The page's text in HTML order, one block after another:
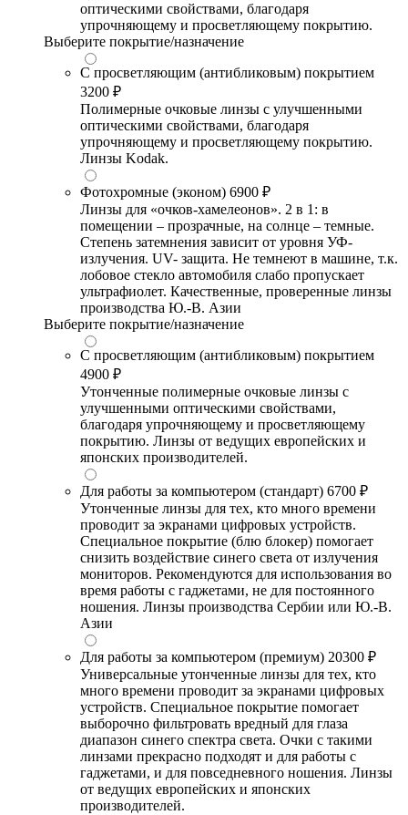
оптическими свойствами, благодаря
упрочняющему и просветляющему покрытию.
Выберите покрытие/назначение
С просветляющим (антибликовым) покрытием
3200 ₽
Полимерные очковые линзы с улучшенными
оптическими свойствами, благодаря
упрочняющему и просветляющему покрытию.
Линзы Kodak.
Фотохромные (эконом) 6900 ₽
Линзы для «очков-хамелеонов». 2 в 1: в
помещении – прозрачные, на солнце – темные.
Степень затемнения зависит от уровня УФ-
излучения. UV- защита. Не темнеют в машине, т.к.
лобовое стекло автомобиля слабо пропускает
ультрафиолет. Качественные, проверенные линзы
производства Ю.-В. Азии
Выберите покрытие/назначение
С просветляющим (антибликовым) покрытием
4900 ₽
Утонченные полимерные очковые линзы с
улучшенными оптическими свойствами,
благодаря упрочняющему и просветляющему
покрытию. Линзы от ведущих европейских и
японских производителей.
Для работы за компьютером (стандарт) 6700 ₽
Утонченные линзы для тех, кто много времени
проводит за экранами цифровых устройств.
Специальное покрытие (блю блокер) помогает
снизить воздействие синего света от излучения
мониторов. Рекомендуются для использования во
время работы с гаджетами, не для постоянного
ношения. Линзы производства Сербии или Ю.-В.
Азии
Для работы за компьютером (премиум) 20300 ₽
Универсальные утонченные линзы для тех, кто
много времени проводит за экранами цифровых
устройств. Специальное покрытие помогает
выборочно фильтровать вредный для глаза
диапазон синего спектра света. Очки с такими
линзами прекрасно подходят и для работы с
гаджетами, и для повседневного ношения. Линзы
от ведущих европейских и японских
производителей.